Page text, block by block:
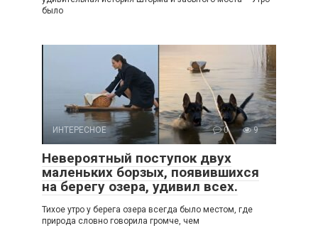
было
ИНТЕРЕСНОЕ 0 9
Невероятный поступок двух
маленьких борзых, появившихся
на берегу озера, удивил всех.
Тихое утро у берега озера всегда было местом, где
природа словно говорила громче, чем